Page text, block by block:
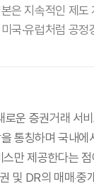
은 지속적인 제도
·유럽처럼 공
운 증권거래 서
칭하며 국내에
만 제공한다는
DR의 매매‧중